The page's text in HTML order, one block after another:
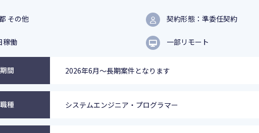
その他 契約形態：準委任契約
稼働 一部リモート
期間 2026年6月～長期案件となります
職種 システムエンジニア・プログラマー